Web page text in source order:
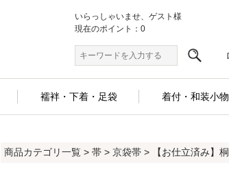
いらっしゃいませ、ゲスト様
現在のポイント：0
襦袢・下着・足袋 着付・和装小物
商品カテゴリ一覧 > 帯 > 京袋帯 > 【お仕立済み】